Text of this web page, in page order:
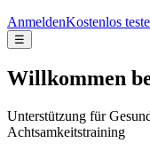
AnmeldenKostenlos
☰
Will­kom­men
Unterstützung für
Achtsamkeitstraining